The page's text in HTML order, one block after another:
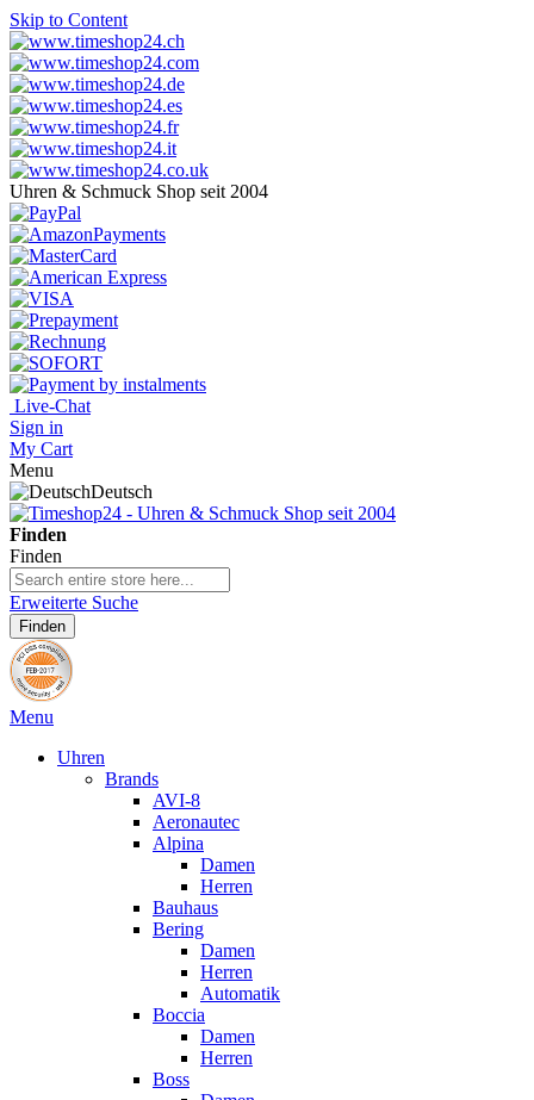
Skip to Content
Uhren & Schmuck Shop seit 2004
Live-Chat
Sign in
My Cart
Menu
Deutsch
Finden
Finden
Erweiterte Suche
Finden
Menu
Uhren
Brands
AVI-8
Aeronautec
Alpina
Damen
Herren
Bauhaus
Bering
Damen
Herren
Automatik
Boccia
Damen
Herren
Boss